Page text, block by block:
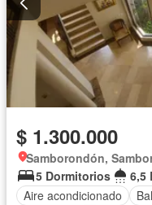
$ 1.300.000
Samborondón,
5 Dormitorios
6,5
Aire acondicionado